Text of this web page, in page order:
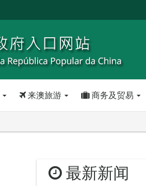
来澳旅游 商务及贸易
最新新闻